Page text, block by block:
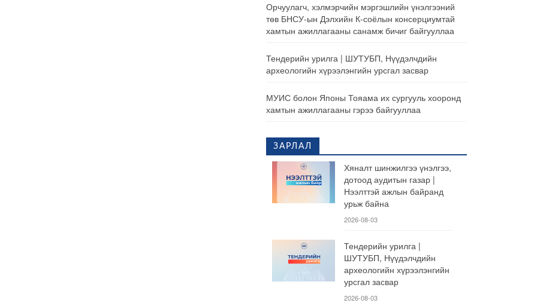
Орчуулагч, хэлмэрчийн мэргэшлийн үнэлгээний
төв БНСУ-ын Дэлхийн К-соёлын консерциумтай
хамтын ажиллагааны санамж бичиг байгууллаа
Тендерийн урилга | ШУТУБП, Нүүдэлчдийн
археологийн хүрээлэнгийн урсгал засвар
МУИС болон Японы Тояама их сургууль хооронд
хамтын ажиллагааны гэрээ байгууллаа
ЗАРЛАЛ
Хяналт шинжилгээ үнэлгээ,
дотоод аудитын газар |
Нээлттэй ажлын байранд
урьж байна
2026-08-03
Тендерийн урилга |
ШУТУБП, Нүүдэлчдийн
археологийн хүрээлэнгийн
урсгал засвар
2026-08-03